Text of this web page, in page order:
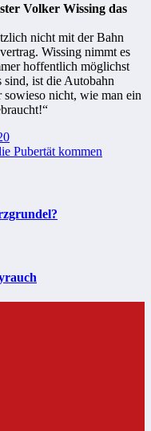
Volker Wissing das
nicht mit der Bahn
Wissing nimmt es
hoffentlich möglichst
ist die Autobahn
nicht, wie man ein
Pubertät kommen